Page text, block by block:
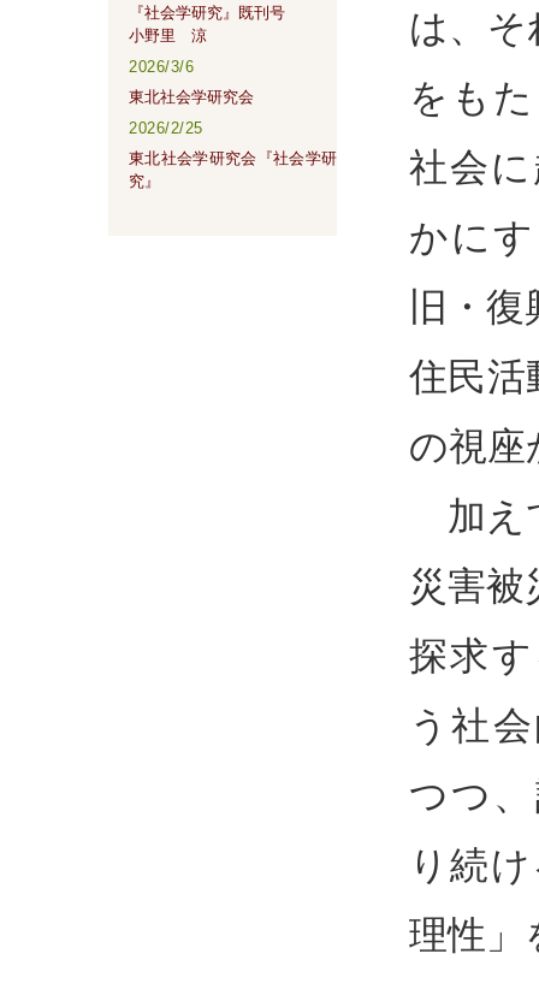
は、そ
をも
社会
かに
旧・
住民活
の視座
加え
災害
探求
う社
つつ
り続
理性」
『社会学研究』既刊号
小野里 涼
2026/3/6
東北社会学研究会
2026/2/25
東北社会学研究会『社会学研
究』